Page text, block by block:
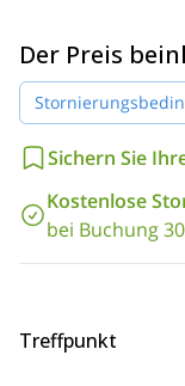
Region, da es eine
Am zweiten Tag
(3360 m),die als
Gegenstück (der
Außerdem wandern
desGroßelendkees-
Für weitere Details
Der Preis
Sichern Sie
Kostenlose
bei Buchung
Treffpunkt